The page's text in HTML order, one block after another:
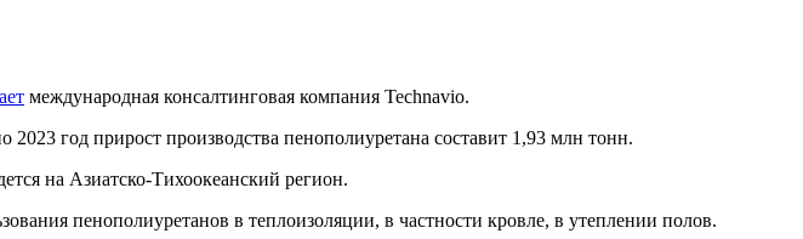
международная консалтинговая компания Technavio.
год прирост производства пенополиуретана составит 1,93 млн тонн.
на Азиатско-Тихоокеанский регион.
пенополиуретанов в теплоизоляции, в частности кровле, в утеплении полов.